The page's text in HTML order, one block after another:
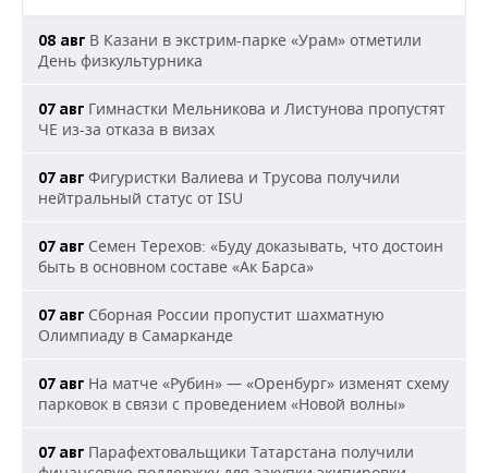
08 авг В Казани в экстрим-парке «Урам» отметили
День физкультурника
07 авг Гимнастки Мельникова и Листунова пропустят
ЧЕ из-за отказа в визах
07 авг Фигуристки Валиева и Трусова получили
нейтральный статус от ISU
07 авг Семен Терехов: «Буду доказывать, что достоин
быть в основном составе «Ак Барса»
07 авг Сборная России пропустит шахматную
Олимпиаду в Самарканде
07 авг На матче «Рубин» — «Оренбург» изменят схему
парковок в связи с проведением «Новой волны»
07 авг Парафехтовальщики Татарстана получили